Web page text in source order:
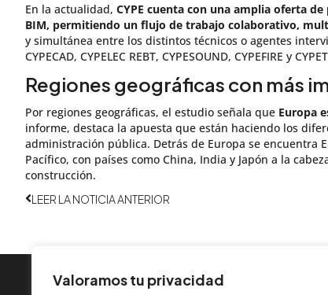
Valoramos tu privacidad
En la actualidad, CYPE cuenta con una amplia oferta
BIM, permitiendo un flujo de trabajo colaborativo,
y simultánea entre los distintos técnicos o agentes
CYPECAD, CYPELEC REBT, CYPESOUND, CYPEFIRE y
Regiones geográficas con más
Por regiones geográficas, el estudio señala que Europa
informe, destaca la apuesta que están haciendo los
administración pública. Detrás de Europa se encuentra
Pacífico, con países como China, India y Japón a la
construcción.
Ant
LEER LA NOTICIA ANTERIOR
INFORMACIÓN